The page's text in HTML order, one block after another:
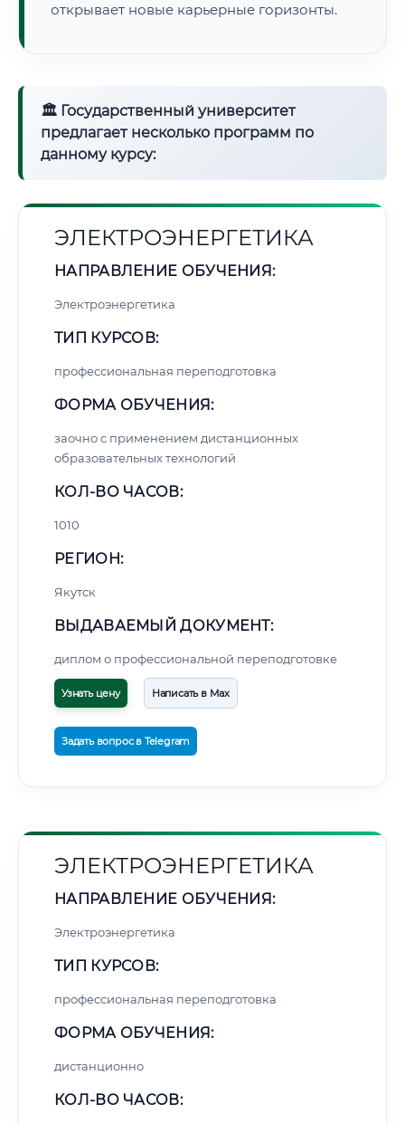
открывает новые карьерные горизонты.
🏛 Государственный университет
предлагает несколько программ по
данному курсу:
ЭЛЕКТРОЭНЕРГЕТИКА
НАПРАВЛЕНИЕ ОБУЧЕНИЯ:
Электроэнергетика
ТИП КУРСОВ:
профессиональная переподготовка
ФОРМА ОБУЧЕНИЯ:
заочно с применением дистанционных
образовательных технологий
КОЛ-ВО ЧАСОВ:
1010
РЕГИОН:
Якутск
ВЫДАВАЕМЫЙ ДОКУМЕНТ:
диплом о профессиональной переподготовке
Узнать цену Написать в Max
Задать вопрос в Telegram
ЭЛЕКТРОЭНЕРГЕТИКА
НАПРАВЛЕНИЕ ОБУЧЕНИЯ:
Электроэнергетика
ТИП КУРСОВ:
профессиональная переподготовка
ФОРМА ОБУЧЕНИЯ:
дистанционно
КОЛ-ВО ЧАСОВ: